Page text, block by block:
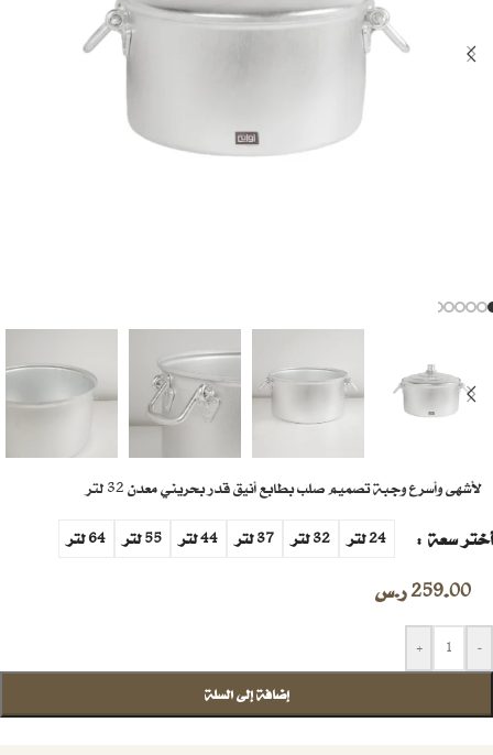
لأشهى وأسرع وجبة تصميم صلب بطابع أنيق قدر بحريني معدن 32 لتر
أختر سعة 24 لتر 32 لتر 37 لتر 44 لتر 55 لتر 64 لتر
259.00ر.س
-
+
إضافة إلى السلة